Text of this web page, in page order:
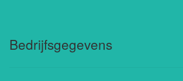
Bedrijfsgegevens